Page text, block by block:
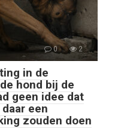
0 2
in de
hond bij de
geen idee dat
een
zouden doen